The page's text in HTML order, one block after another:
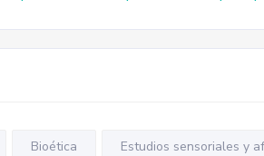
Bioética Estudios sensoriales y